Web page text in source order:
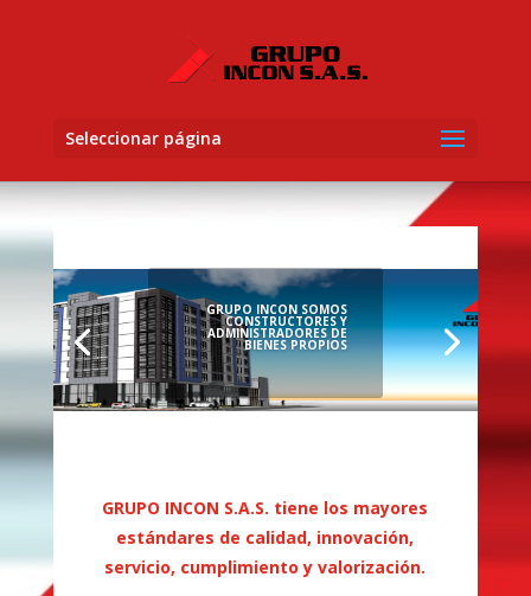
Seleccionar página
GRUPO INCON SOMOS
CONSTRUCTORES Y
ADMINISTRADORES DE
BIENES PROPIOS
GRUPO INCON S.A.S. tiene los mayores
estándares de calidad, innovación,
servicio, cumplimiento y valorización.